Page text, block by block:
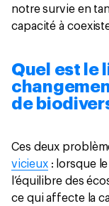
notre survie en
capacité à
Quel est le
de
Ces deux
vicieux: lorsque
l’équilibre des
ce qui affecte la